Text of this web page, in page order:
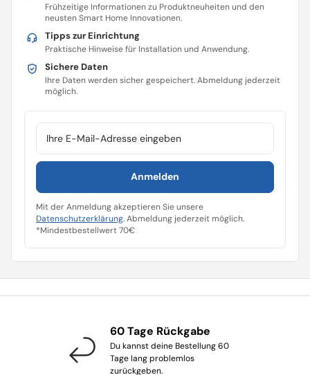
Frühzeitige Informationen zu Produktneuheiten und den
neusten Smart Home Innovationen.
Tipps zur Einrichtung
Praktische Hinweise für Installation und Anwendung.
Sichere Daten
Ihre Daten werden sicher gespeichert. Abmeldung jederzeit
möglich.
E-Mail-Adresse
Anmelden
Mit der Anmeldung akzeptieren Sie unsere
Datenschutzerklärung. Abmeldung jederzeit möglich.
*Mindestbestellwert 70€
60 Tage Rückgabe
Du kannst deine Bestellung 60
Tage lang problemlos
zurückgeben.